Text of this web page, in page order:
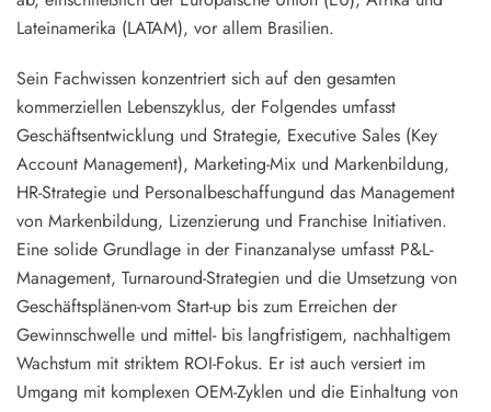
Lateinamerika (LATAM), vor allem Brasilien.
Sein Fachwissen konzentriert sich auf den gesamten
kommerziellen Lebenszyklus, der Folgendes umfasst
Geschäftsentwicklung und Strategie, Executive Sales (Key
Account Management), Marketing-Mix und Markenbildung,
HR-Strategie und Personalbeschaffungund das Management
von Markenbildung, Lizenzierung und Franchise Initiativen.
Eine solide Grundlage in der Finanzanalyse umfasst P&L-
Management, Turnaround-Strategien und die Umsetzung von
Geschäftsplänen-vom Start-up bis zum Erreichen der
Gewinnschwelle und mittel- bis langfristigem, nachhaltigem
Wachstum mit striktem ROI-Fokus. Er ist auch versiert im
Umgang mit komplexen OEM-Zyklen und die Einhaltung von